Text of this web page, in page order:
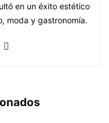
en un éxito estético
moda y gastronomía.